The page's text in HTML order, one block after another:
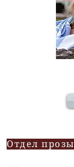
Отдел прозы